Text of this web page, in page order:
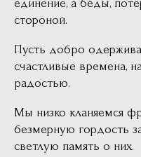
единение, а беды,
стороной.
Пусть добро
счастливые времена,
радостью.
Мы низко кланяемся
безмерную гордость
светлую память о них.